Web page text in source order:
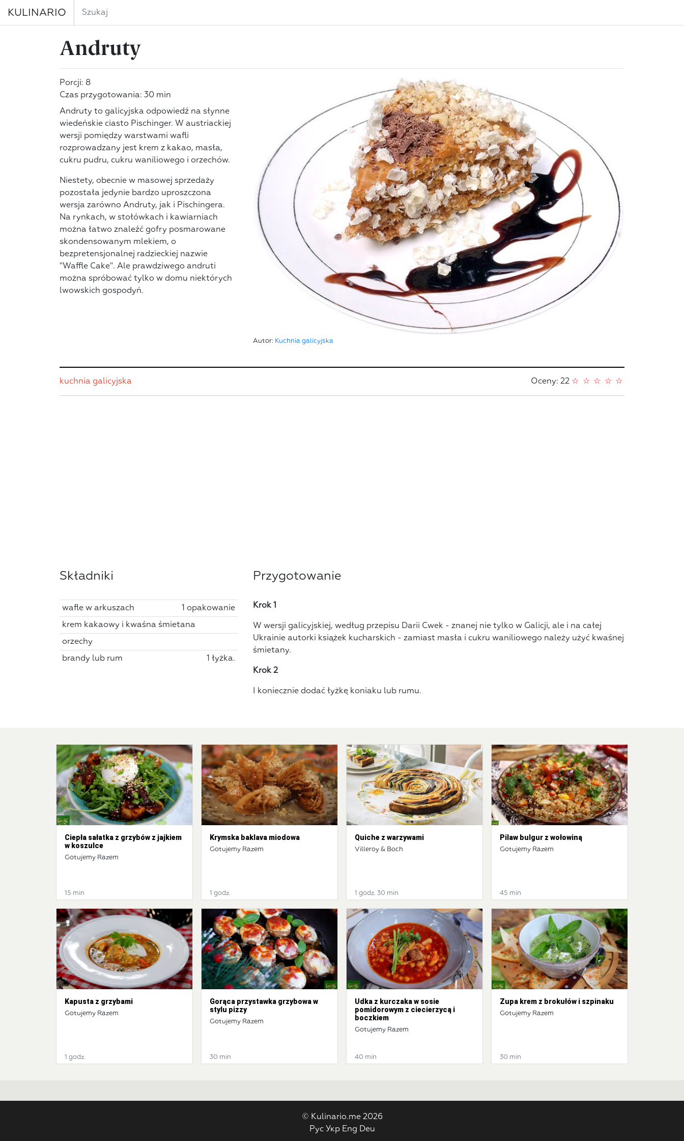
KULINARIO
Andruty
Autor: Kuchnia galicyjska
Porcji: 8
Czas przygotowania: 30 min
Andruty to galicyjska odpowiedź na słynne
wiedeńskie ciasto Pischinger. W austriackiej
wersji pomiędzy warstwami wafli
rozprowadzany jest krem z kakao, masła,
cukru pudru, cukru waniliowego i orzechów.
Niestety, obecnie w masowej sprzedaży
pozostała jedynie bardzo uproszczona
wersja zarówno Andruty, jak i Pischingera.
Na rynkach, w stołówkach i kawiarniach
można łatwo znaleźć gofry posmarowane
skondensowanym mlekiem, o
bezpretensjonalnej radzieckiej nazwie
"Waffle Cake". Ale prawdziwego andruti
można spróbować tylko w domu niektórych
lwowskich gospodyń.
kuchnia galicyjska Oceny: 22 ☆
☆
☆
☆
☆
Składniki
wafle w arkuszach 1 opakowanie
krem kakaowy i kwaśna śmietana
orzechy
brandy lub rum 1 łyżka.
Przygotowanie
Krok 1
W wersji galicyjskiej, według przepisu Darii Cwek - znanej nie tylko w Galicji, ale i na całej
Ukrainie autorki książek kucharskich - zamiast masła i cukru waniliowego należy użyć kwaśnej
śmietany.
Krok 2
I koniecznie dodać łyżkę koniaku lub rumu.
Ciepła sałatka z grzybów z jajkiem
w koszulce
Gotujemy Razem
15 min
Krymska baklava miodowa
Gotujemy Razem
1 godz.
Quiche z warzywami
Villeroy & Boch
1 godz. 30 min
Pilaw bulgur z wołowiną
Gotujemy Razem
45 min
Kapusta z grzybami
Gotujemy Razem
1 godz.
Gorąca przystawka grzybowa w
stylu pizzy
Gotujemy Razem
30 min
Udka z kurczaka w sosie
pomidorowym z ciecierzycą i
boczkiem
Gotujemy Razem
40 min
Zupa krem z brokułów i szpinaku
Gotujemy Razem
30 min
© Kulinario.me 2026
Рус Укр Eng Deu